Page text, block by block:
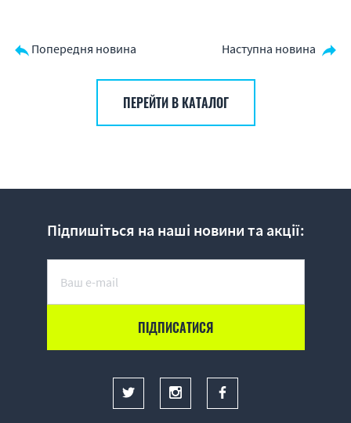
Попередня новина Наступна новина
ПЕРЕЙТИ В КАТАЛОГ
Підпишіться на наші новини та акції: